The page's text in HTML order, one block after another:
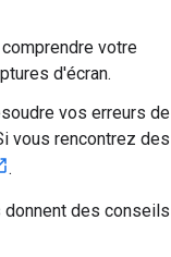
votre
d'écran.
vos erreurs de
vous rencontrez des
.
des conseils